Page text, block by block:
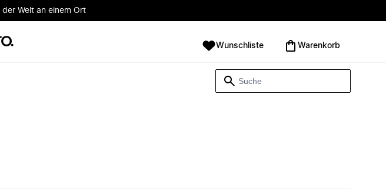
Welt an einem Ort
Wunschliste Warenkorb